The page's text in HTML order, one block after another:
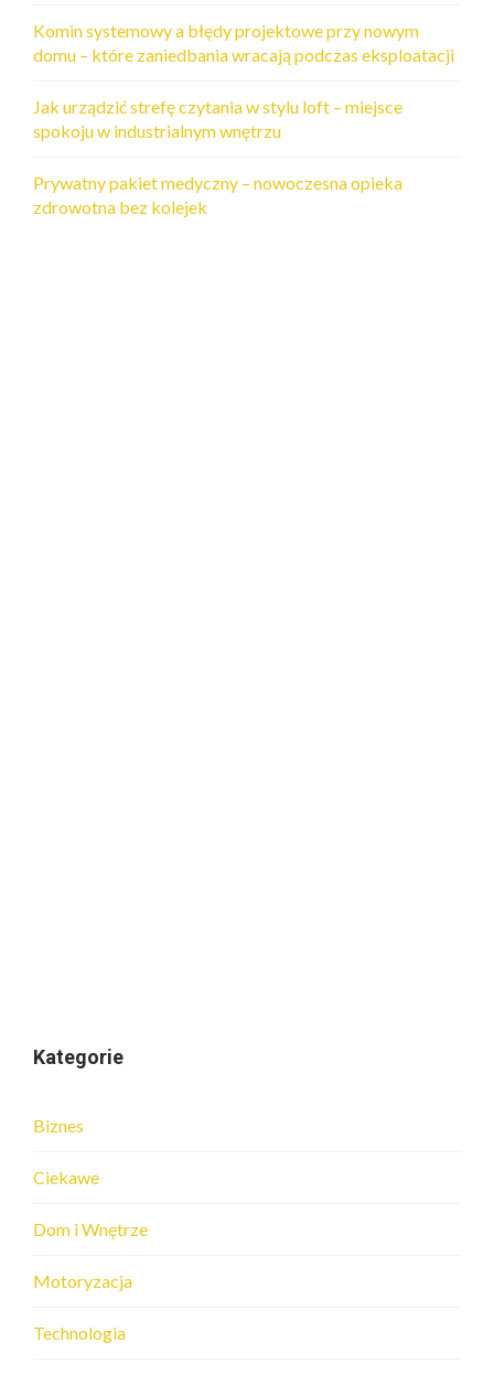
Komin systemowy a błędy projektowe przy nowym
domu – które zaniedbania wracają podczas eksploatacji
Jak urządzić strefę czytania w stylu loft – miejsce
spokoju w industrialnym wnętrzu
Prywatny pakiet medyczny – nowoczesna opieka
zdrowotna bez kolejek
Kategorie
Biznes
Ciekawe
Dom i Wnętrze
Motoryzacja
Technologia